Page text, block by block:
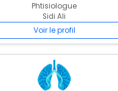
Phtisiologue
Sidi Ali
Voir le profil